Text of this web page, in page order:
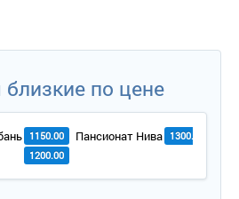
по цене
1150.00 Пансионат Нива 1300.00
1200.00